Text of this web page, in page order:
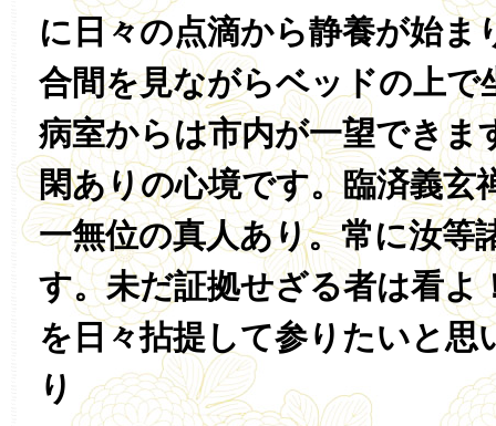
に日々の点滴から静養が始ま
合間を見ながらベッドの上で
病室からは市内が一望できま
閑ありの心境です。臨済義玄
一無位の真人あり。常に汝等
す。未だ証拠せざる者は看よ
を日々拈提して参りたいと思
り